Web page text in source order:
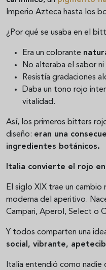
Imperio Azteca hasta los
¿Por qué se usaba en el
Era un colorante
No alteraba el sabor ni
Resistía gradaciones
Daba un tono rojo
vitalidad.
Así, los primeros bitters
diseño: eran una
ingredientes botánicos.
Italia convierte el rojo
El siglo XIX trae un cambio
moderna del aperitivo.
Campari, Aperol, Select o
Y todos comparten una
social, vibrante,
Italia entendió como nadie